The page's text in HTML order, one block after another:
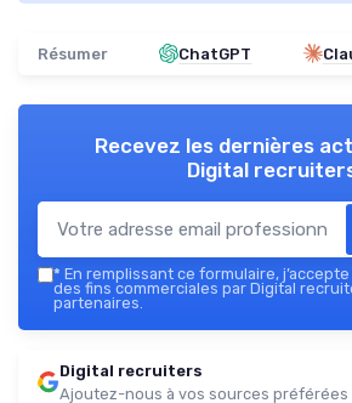
Résumer ChatGPT
Recevez les dernières
Digital
* En remplissant ce formulaire,
des fins commerciales par Digital
partenaires.
Digital recruiters
Ajoutez-nous à vos sources préférées